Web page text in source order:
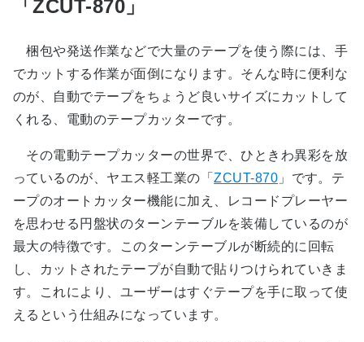
「ZCUT-870」
梱包や発送作業などで大量のテープを使う際には、手
でカットする作業が面倒になります。そんな時に便利な
のが、自動でテープをちょうど良いサイズにカットして
くれる、電動のテープカッターです。
その電動テープカッターの世界で、ひときわ異彩を放
っているのが、ヤエス軽工業の「ZCUT-870 」です。テ
ープのオートカッター機能に加え、レコードプレーヤー
を思わせる円盤状のターンテーブルを装備しているのが
最大の特徴です。このターンテーブルが断続的に回転
し、カットされたテープが自動で貼りつけられていきま
す。これにより、ユーザーはすぐテープを手に取って使
えるという仕組みになっています。